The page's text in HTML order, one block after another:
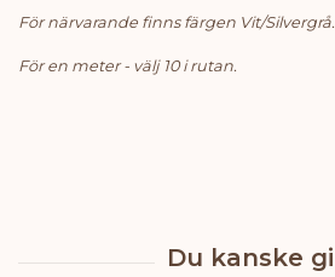
För närvarande finns färgen Vit/Silvergrå.
För en meter - välj 10 i rutan.